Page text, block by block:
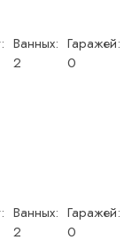
Ванных:
2
Гаражей:
0
Ванных:
2
Гаражей:
0